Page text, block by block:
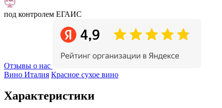
под контролем ЕГАИС
Отзывы о нас
Вино Италия Красное сухое вино
Характеристики